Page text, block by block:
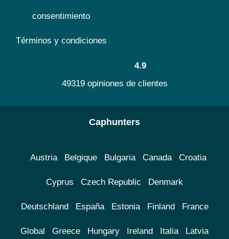
consentimiento
Términos y condiciones
4.9
49319 opiniones de clientes
Caphunters
Austria Belgique Bulgaria Canada Croatia
Cyprus Czech Republic Denmark
Deutschland España Estonia Finland France
Global Greece Hungary Ireland Italia Latvia